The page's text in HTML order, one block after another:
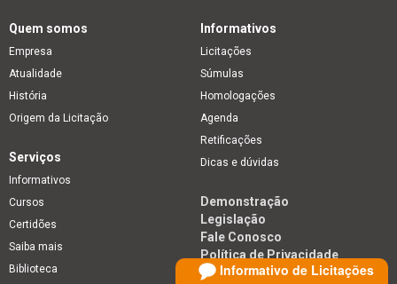
Informativo de Licitações
Quem somos
Empresa
Atualidade
História
Origem da Licitação
Informativos
Licitações
Súmulas
Homologações
Agenda
Retificações
Dicas e dúvidas
Serviços
Informativos
Cursos
Certidões
Saiba mais
Biblioteca
Demonstração
Legislação
Fale Conosco
Política de Privacidade